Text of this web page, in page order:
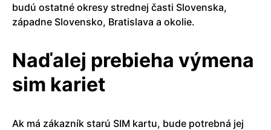
budú ostatné okresy strednej časti Slovenska,
západne Slovensko, Bratislava a okolie.
Naďalej prebieha výmena
sim kariet
Ak má zákazník starú SIM kartu, bude potrebná jej